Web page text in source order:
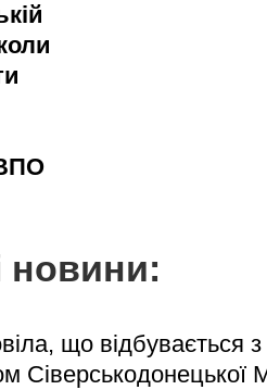
новини:
що відбувається з
Сіверськодонецької